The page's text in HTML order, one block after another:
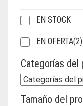
EN STOCK
EN OFERTA(2)
Categorías del
Tamaño del